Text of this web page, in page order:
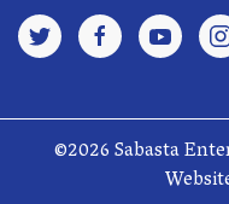
©2026 Sabasta